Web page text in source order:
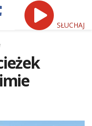
SŁUCHAJ